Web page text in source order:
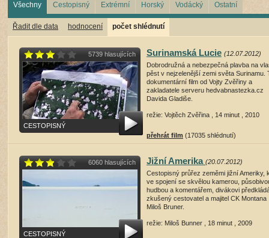
Všechny Cestopisný Extrémní Horský Vodácký Ostatní
Řadit dle data hodnocení počet shlédnutí
5739 hlasujících
CESTOPISNÝ
Surinamská Lucie (12.07.2012)
Dobrodružná a nebezpečná plavba na
pěst v nejzelenější zemi světa Surinamu.
dokumentární film od Vojty Zvěřiny a
zakladatele serveru hedvabnastezka.cz
Davida Gladiše.
režie: Vojtěch Zvěřina , 14 minut , 2010
přehrát film (17035 shlédnutí)
6060 hlasujících
CESTOPISNÝ
Jižní Amerika (20.07.2012)
Cestopisný průřez zeměmi jižní Ameriky,
ve spojení se skvělou kamerou,
hudbou a komentářem, divákovi
zkušený cestovatel a majitel CK Montana
Miloš Bruner.
režie: Miloš Bunner , 18 minut , 2009